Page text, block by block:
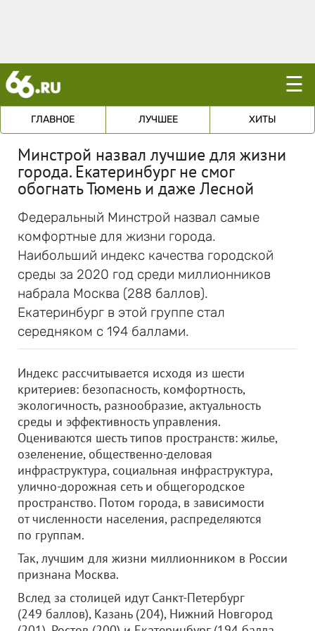
☰
ГЛАВНОЕ ЛУЧШЕЕ ХИТЫ
Минстрой назвал лучшие для жизни
города. Екатеринбург не смог
обогнать Тюмень и даже Лесной
Федеральный Минстрой назвал самые
комфортные для жизни города.
Наибольший индекс качества городской
среды за 2020 год среди миллионников
набрала Москва (288 баллов).
Екатеринбург в этой группе стал
середняком с 194 баллами.
Индекс рассчитывается исходя из шести
критериев: безопасность, комфортность,
экологичность, разнообразие, актуальность
среды и эффективность управления.
Оцениваются шесть типов пространств: жилье,
озеленение, общественно-деловая
инфраструктура, социальная инфраструктура,
улично-дорожная сеть и общегородское
пространство. Потом города, в зависимости
от численности населения, распределяются
по группам.
Так, лучшим для жизни миллионником в России
признана Москва.
Вслед за столицей идут Санкт-Петербург
(249 баллов), Казань (204), Нижний Новгород